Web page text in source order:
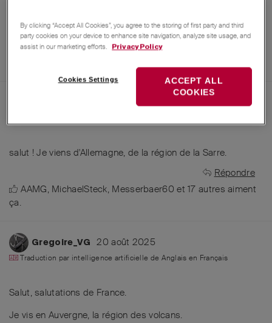
Wittgenstein
20 août 2025
salut ! Je viens d'Allemagne, de la région de la Sarre.
Répondre
AAMG, MichaelSteck, Messerbaer60 et17 autres aiment
ça.
Gregoire_VG 20 août 2025
Traduction par intelligence artificielle de Anglais en Français
Salut, salutations de France.
Je vis en Auvergne, la région des volcans.
By clicking “Accept All Cookies”, you agree to the storing of first party and third
party cookies on your device to enhance site navigation, analyze site usage, and
assist in our marketing efforts.
Privacy Policy
Cookies Settings
ACCEPT ALL
COOKIES